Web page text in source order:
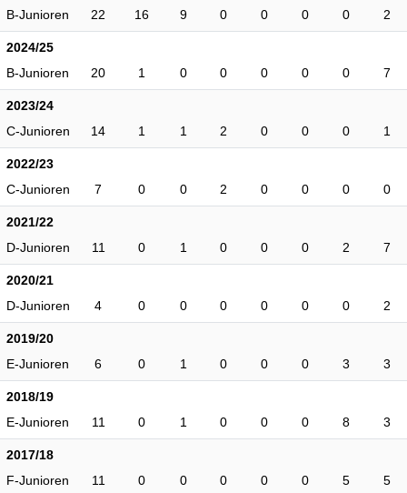
B-Junioren
22 16 9 0 0 0 0 2
2024/25
B-Junioren
20 1 0 0 0 0 0 7
2023/24
C-Junioren
14 1 1 2 0 0 0 1
2022/23
C-Junioren
7 0 0 2 0 0 0 0
2021/22
D-Junioren
11 0 1 0 0 0 2 7
2020/21
D-Junioren
4 0 0 0 0 0 0 2
2019/20
E-Junioren
6 0 1 0 0 0 3 3
2018/19
E-Junioren
11 0 1 0 0 0 8 3
2017/18
F-Junioren
11 0 0 0 0 0 5 5